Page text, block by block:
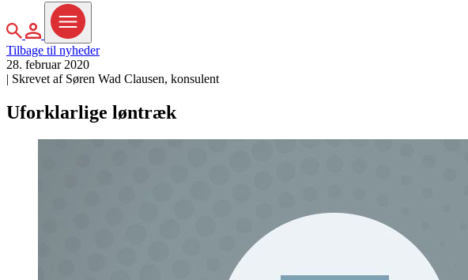
MitHOD
Menu
Tilbage til nyheder
28. februar 2020
| Skrevet af Søren Wad Clausen, konsulent
Uforklarlige løntræk